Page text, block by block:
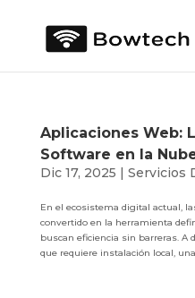
Aplicaciones Web:
Software en la
Dic 17, 2025 | Servicios
En el ecosistema digital actual,
convertido en la herramienta
buscan eficiencia sin barreras. A
que requiere instalación local,